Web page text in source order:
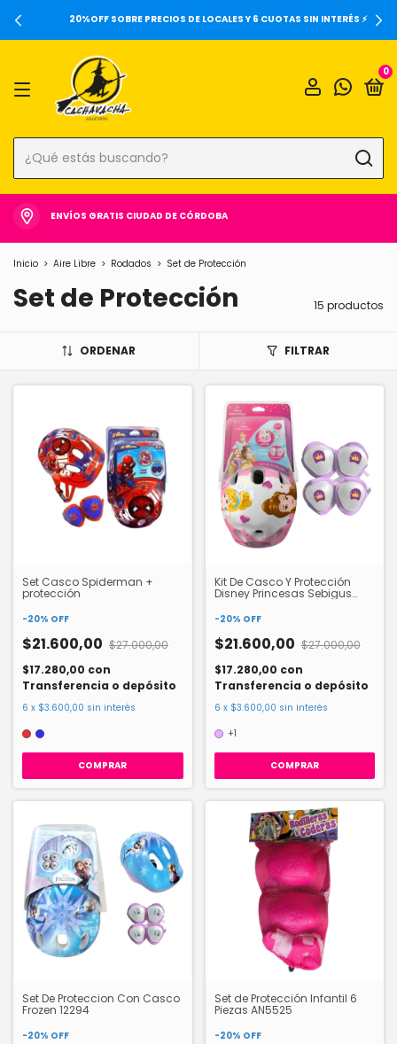
20%OFF SOBRE PRECIOS DE LOCALES Y 6 CUOTAS SIN INTERÉS ⚡️
0
ENVÍOS GRATIS CIUDAD DE CÓRDOBA
Inicio > Aire Libre > Rodados > Set de Protección
Set de Protección 15 productos
ORDENAR FILTRAR
Set Casco Spiderman +
protección
-20% OFF
$21.600,00 $27.000,00
$17.280,00 con
Transferencia o depósito
6 x $3.600,00 sin interés
COMPRAR
Kit De Casco Y Protección
Disney Princesas Sebigus
-20% OFF
$21.600,00 $27.000,00
$17.280,00 con
Transferencia o depósito
6 x $3.600,00 sin interés
+1
COMPRAR
Set De Proteccion Con Casco
Frozen 12294
-20% OFF
Set de Protección Infantil 6
Piezas AN5525
-20% OFF